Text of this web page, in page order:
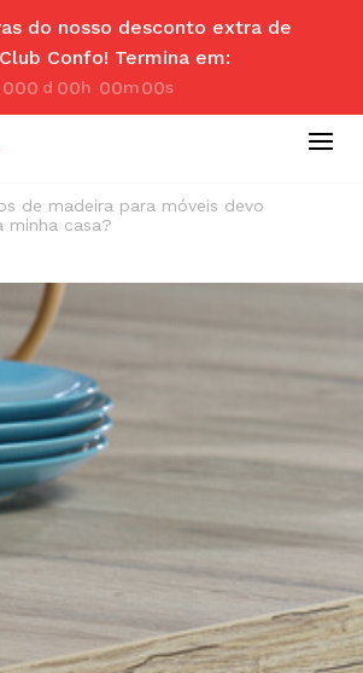
do nosso desconto extra de
Confo! Termina em:
000 d
ay
00hr
s
00m
in
00se
c
de madeira para móveis devo
minha casa?